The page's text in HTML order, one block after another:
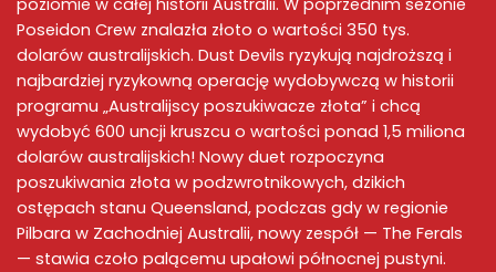
poziomie w całej historii Australii. W poprzednim sezonie
Poseidon Crew znalazła złoto o wartości 350 tys.
dolarów australijskich. Dust Devils ryzykują najdroższą i
najbardziej ryzykowną operację wydobywczą w historii
programu „Australijscy poszukiwacze złota” i chcą
wydobyć 600 uncji kruszcu o wartości ponad 1,5 miliona
dolarów australijskich! Nowy duet rozpoczyna
poszukiwania złota w podzwrotnikowych, dzikich
ostępach stanu Queensland, podczas gdy w regionie
Pilbara w Zachodniej Australii, nowy zespół — The Ferals
— stawia czoło palącemu upałowi północnej pustyni.